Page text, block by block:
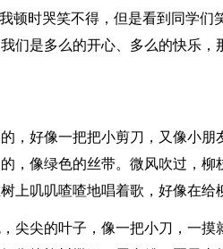
顿时哭笑不得，但是看到同学们
们是多么的开心、多么的快乐，
，好像一把把小剪刀，又像小朋
，像绿色的丝带。微风吹过，柳
上叽叽喳喳地唱着歌，好像在给
尖尖的叶子，像一把小刀，一摸